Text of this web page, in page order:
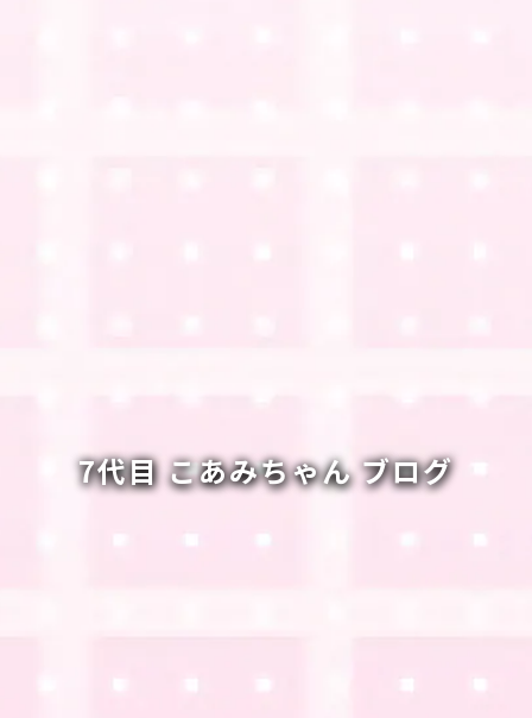
7代目 こあみちゃん ブログ